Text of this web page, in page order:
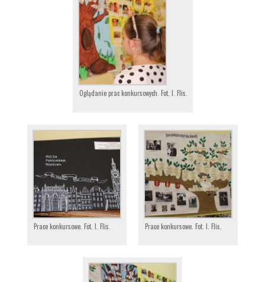
Oglądanie prac konkursowych. Fot. I. Flis.
Prace konkursowe. Fot. I. Flis. Prace konkursowe. Fot. I. Flis.